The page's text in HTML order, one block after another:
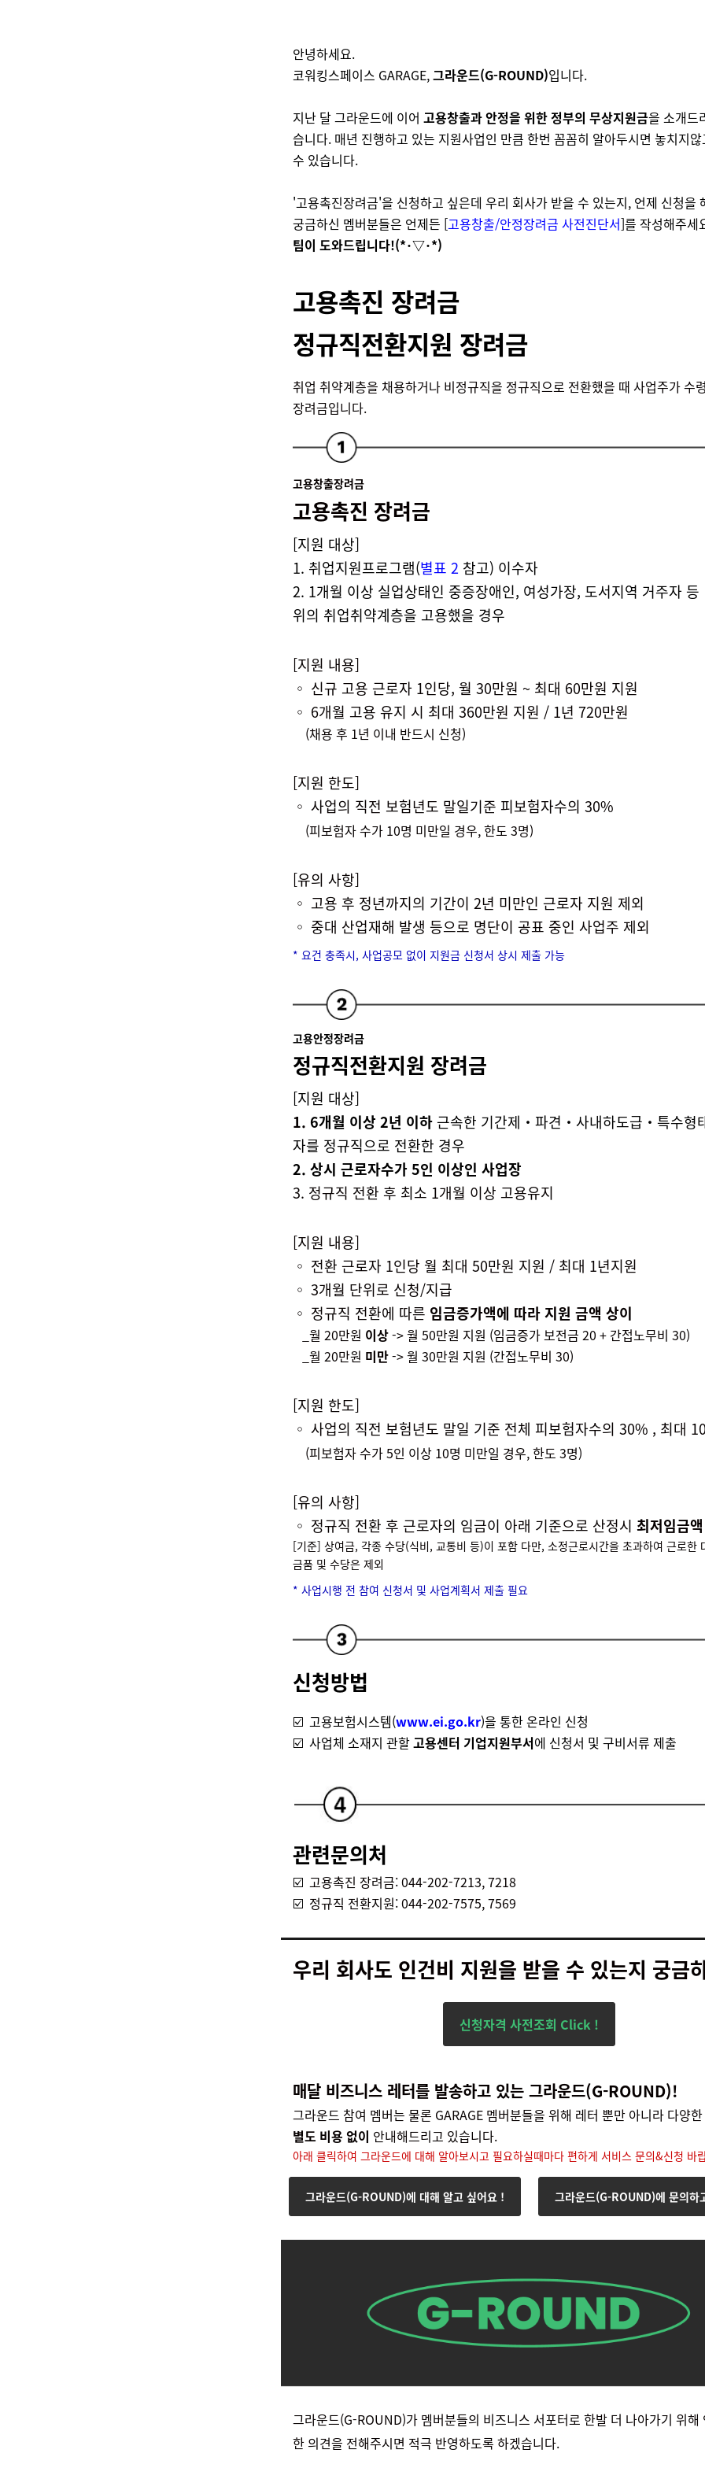
안녕하세요.
코워킹스페이스 GARAGE,그라운드(G-ROUND)입니다.
지난 달 그라운드에 이어 고용창출과 안정을 위한 정부의 무상지원금을 소개드
습니다. 매년 진행하고 있는 지원사업인 만큼 한번 꼼꼼히 알아두시면 놓치지
수 있습니다.
'고용촉진장려금'을 신청하고 싶은데 우리 회사가 받을 수 있는지, 언제 신청을
궁금하신 멤버분들은 언제든 [고용창출/안정장려금 사전진단서]를 작성해주세
팀이 도와드립니다!(*･▽･*)
고용촉진 장려금
정규직전환지원 장려금
취업 취약계층을 채용하거나 비정규직을 정규직으로 전환했을 때 사업주가 수
장려금입니다.
고용창출장려금
고용촉진 장려금
[지원 대상]
1. 취업지원프로그램(별표 2 참고) 이수자
2. 1개월 이상 실업상태인 중증장애인, 여성가장, 도서지역 거주자 등
위의 취업취약계층을 고용했을 경우
[지원 내용]
◦ 신규 고용 근로자 1인당, 월 30만원 ~ 최대 60만원 지원
◦ 6개월 고용 유지 시 최대 360만원 지원 / 1년 720만원
(채용 후 1년 이내 반드시 신청)
[지원 한도]
◦ 사업의 직전 보험년도 말일기준 피보험자수의 30%
(피보험자 수가 10명 미만일 경우, 한도 3명)
[유의 사항]
◦ 고용 후 정년까지의 기간이 2년 미만인 근로자 지원 제외
◦ 중대 산업재해 발생 등으로 명단이 공표 중인 사업주 제외
* 요건 충족시, 사업공모 없이 지원금 신청서 상시 제출 가능
고용안정장려금
정규직전환지원 장려금
[지원 대상]
1. 6개월 이상 2년 이하근속한 기간제‧파견‧사내하도급‧특수형
자를 정규직으로 전환한 경우
2. 상시 근로자수가 5인 이상인 사업장
3. 정규직 전환 후 최소 1개월 이상 고용유지
[지원 내용]
◦ 전환 근로자 1인당 월 최대 50만원 지원 / 최대 1년지원
◦ 3개월 단위로 신청/지급
◦ 정규직 전환에 따른 임금증가액에 따라 지원 금액 상이
_월 20만원 이상-> 월 50만원 지원 (임금증가 보전금 20 + 간접노무비 30)
_월 20만원 미만-> 월 30만원 지원 (간접노무비 30)
[지원 한도]
◦ 사업의 직전 보험년도 말일 기준 전체 피보험자수의 30% , 최대
(피보험자 수가 5인 이상 10명 미만일 경우, 한도 3명)
[유의 사항]
◦ 정규직 전환 후 근로자의 임금이 아래 기준으로 산정시 최저임금
[기준] 상여금, 각종 수당(식비, 교통비 등)이 포함 다만, 소정근로시간을 초과하여 근로한
금품 및 수당은 제외
* 사업시행 전 참여 신청서 및 사업계획서 제출 필요
신청방법
☑️ 고용보험시스템(www.ei.go.kr)을 통한 온라인 신청
☑️ 사업체 소재지 관할고용센터 기업지원부서에 신청서 및 구비서류 제출
관련문의처
☑️ 고용촉진 장려금: 044-202-7213, 7218
☑️ 정규직 전환지원: 044-202-7575, 7569
우리 회사도 인건비 지원을 받을 수 있는지 궁금
신청자격 사전조회 Click !
매달 비즈니스 레터를 발송하고 있는 그라운드(G-ROUND)!
그라운드 참여 멤버는 물론 GARAGE 멤버분들을 위해 레터 뿐만 아니라 다양
별도 비용 없이 안내해드리고 있습니다.
아래 클릭하여 그라운드에 대해 알아보시고 필요하실때마다 편하게 서비스 문의&신청 바
그라운드(G-ROUND)에 대해 알고 싶어요 ! 그라운드(G-ROUND)에 문의하
그라운드(G-ROUND)가 멤버분들의 비즈니스 서포터로 한발 더 나아가기 위해
한 의견을 전해주시면 적극 반영하도록 하겠습니다.